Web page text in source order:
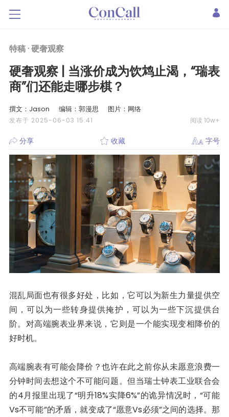
特稿 ·硬奢观察
硬奢观察 | 当涨价成为饮鸩止渴，“瑞表
商”们还能走哪步棋？
撰文：Jason 编辑：郭漫思 图片：网络
发布于 2025-06-03 15:41 阅读 10w+
分享 收藏 字号
混乱局面也有很多好处，比如，它可以为新生力量提供空
间，可以为一些转身提供掩护，可以为一些下沉提供台
阶。对高端腕表业界来说，它则是一个能实现变相降价的
好时机。
高端腕表有可能会降价？也许在此之前你从未愿意浪费一
分钟时间去想这个不可能问题。但当瑞士钟表工业联合会
的4月报里出现了“明升18%实降6%”的诡异情况时，“可能
Vs不可能”的矛盾，就变成了“愿意Vs必须”之间的选择。那